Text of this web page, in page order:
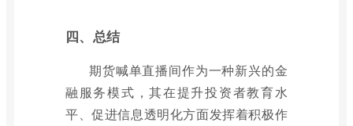
四、总结
期货喊单直播间作为一种新兴的金
融服务模式，其在提升投资者教育水
平、促进信息透明化方面发挥着积极作